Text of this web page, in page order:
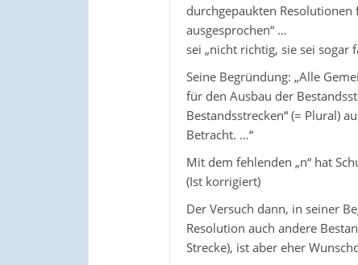
durchgepaukten
ausgesprochen“ …
sei „nicht richtig, sie sei sogar
Seine Begründung: „Alle
für den Ausbau der
Bestandsstrecken“ (= Plural)
Betracht. …“
Mit dem fehlenden „n“ hat
(Ist korrigiert)
Der Versuch dann, in seiner
Resolution auch andere
Strecke), ist aber eher